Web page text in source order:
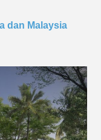
dan Malaysia